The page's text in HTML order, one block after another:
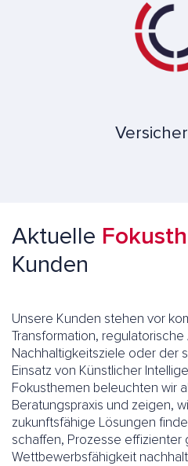
Aktuelle
Kunden
Unsere Kunden stehen vor
Transformation,
Nachhaltigkeitsziele oder der
Einsatz von Künstlicher
Fokusthemen beleuchten wir
Beratungspraxis und zeigen,
zukunftsfähige Lösungen
schaffen, Prozesse effizienter
Wettbewerbsfähigkeit